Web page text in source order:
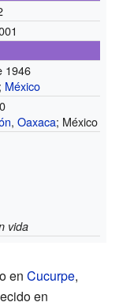
1946
; México
,Oaxaca; México
vida
en Cucurpe,
en